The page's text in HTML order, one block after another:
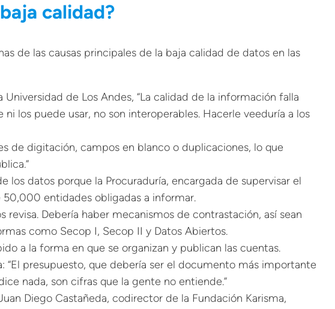
calidad?
de las causas principales de la baja calidad de datos en las
de Los Andes, “La calidad de la información falla
los puede usar, no son interoperables. Hacerle veeduría a los
de digitación, campos en blanco o duplicaciones, lo que
datos porque la Procuraduría, encargada de supervisar el
entidades obligadas a informar.
revisa. Debería haber mecanismos de contrastación, así sean
como Secop I, Secop II y Datos Abiertos.
a la forma en que se organizan y publican las cuentas.
“El presupuesto, que debería ser el documento más importante
nada, son cifras que la gente no entiende.”
Diego Castañeda, codirector de la Fundación Karisma,